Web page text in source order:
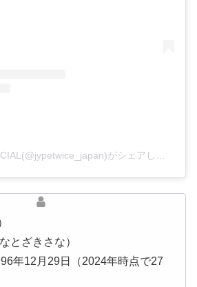
TWICE JAPAN OFFICIAL(@jypetwice_japan)がシェアした投稿
とざきさな）
年12月29日（2024年時点で27